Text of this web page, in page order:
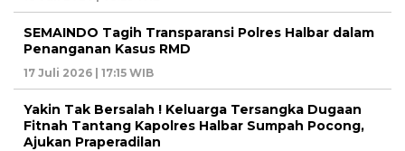
SEMAINDO Tagih Transparansi Polres Halbar dalam
Penanganan Kasus RMD
17 Juli 2026 | 17:15 WIB
Yakin Tak Bersalah ! Keluarga Tersangka Dugaan
Fitnah Tantang Kapolres Halbar Sumpah Pocong,
Ajukan Praperadilan